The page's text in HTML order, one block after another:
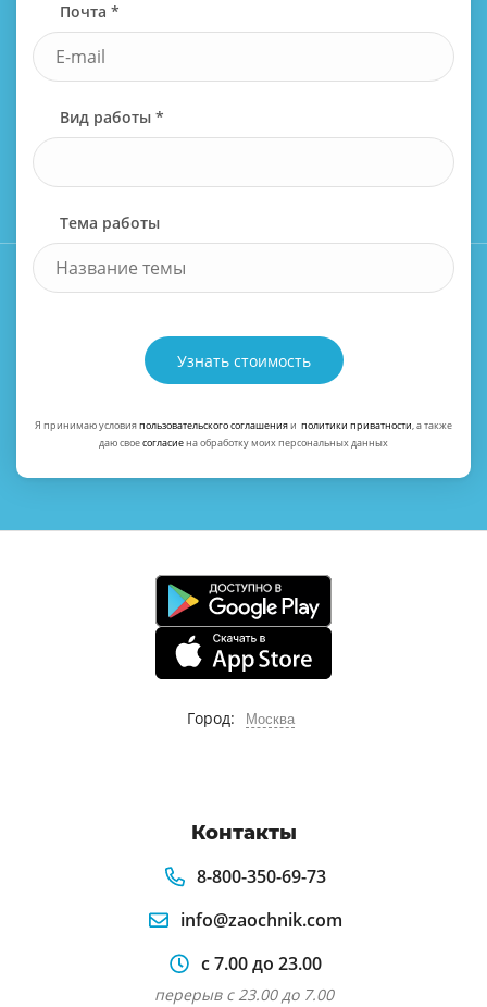
Почта *
Вид работы *
Тема работы
Узнать стоимость
Я принимаю условияпользовательского соглашенияи политики приватности, а также
даю своесогласиена обработку моих персональных данных
Город: Москва
Контакты
8-800-350-69-73
info@zaochnik.com
с 7.00 до 23.00
перерыв с 23.00 до 7.00